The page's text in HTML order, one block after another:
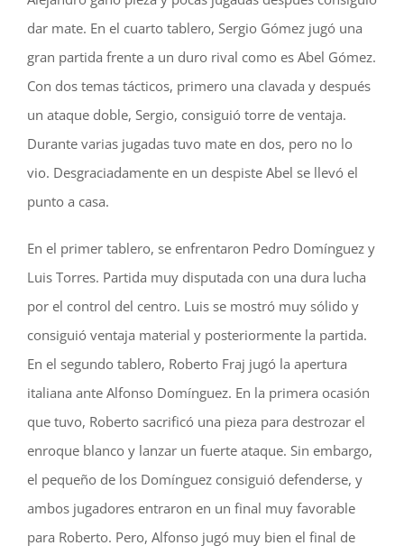
dar mate. En el cuarto tablero, Sergio Gómez jugó una
gran partida frente a un duro rival como es Abel Gómez.
Con dos temas tácticos, primero una clavada y después
un ataque doble, Sergio, consiguió torre de ventaja.
Durante varias jugadas tuvo mate en dos, pero no lo
vio. Desgraciadamente en un despiste Abel se llevó el
punto a casa.
En el primer tablero, se enfrentaron Pedro Domínguez y
Luis Torres. Partida muy disputada con una dura lucha
por el control del centro. Luis se mostró muy sólido y
consiguió ventaja material y posteriormente la partida.
En el segundo tablero, Roberto Fraj jugó la apertura
italiana ante Alfonso Domínguez. En la primera ocasión
que tuvo, Roberto sacrificó una pieza para destrozar el
enroque blanco y lanzar un fuerte ataque. Sin embargo,
el pequeño de los Domínguez consiguió defenderse, y
ambos jugadores entraron en un final muy favorable
para Roberto. Pero, Alfonso jugó muy bien el final de